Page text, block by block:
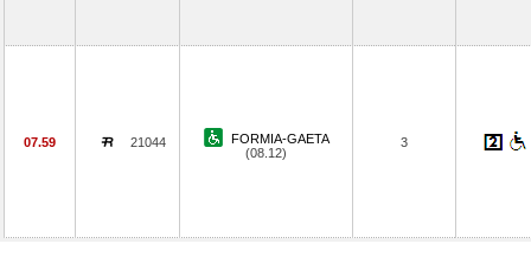
07.59 21044
FORMIA-GAETA
(08.12)
3